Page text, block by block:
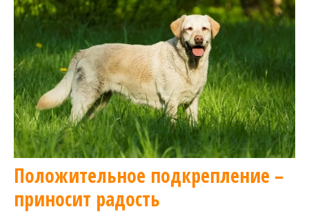
Положительное подкрепление –
приносит радость